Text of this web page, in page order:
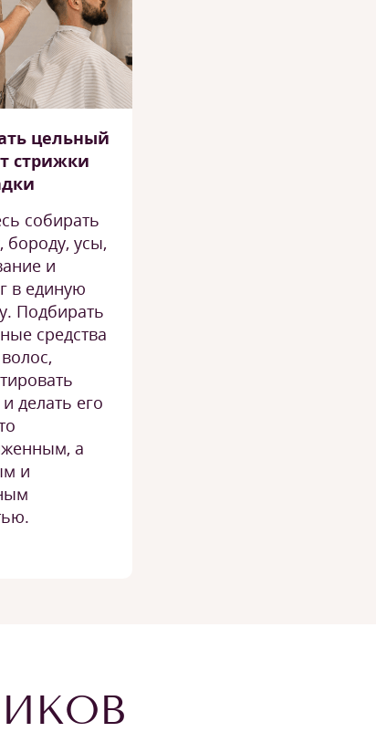
цельный
стрижки
собирать
бороду, усы,
и
в единую
Подбирать
средства
делать его
а
и